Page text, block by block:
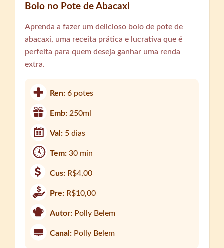
Bolo no Pote de Abacaxi
Aprenda a fazer um delicioso bolo de pote de
abacaxi, uma receita prática e lucrativa que é
perfeita para quem deseja ganhar uma renda
extra.
Ren:6 potes
Emb:250ml
Val: 5 dias
Tem:30 min
Cus: R$4,00
Pre: R$10,00
Autor: Polly Belem
Canal: Polly Belem